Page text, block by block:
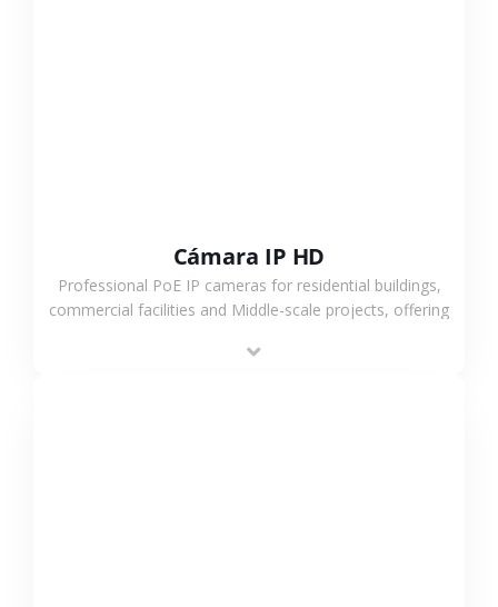
Cámara IP HD
Professional PoE IP cameras for residential buildings,
commercial facilities and Middle-scale projects, offering
support.